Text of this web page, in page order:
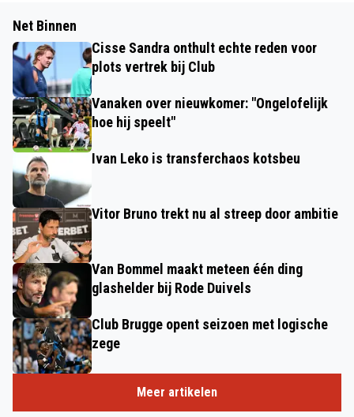
Net Binnen
Cisse Sandra onthult echte reden voor
plots vertrek bij Club
Vanaken over nieuwkomer: "Ongelofelijk
hoe hij speelt"
Ivan Leko is transferchaos kotsbeu
Vitor Bruno trekt nu al streep door ambitie
Van Bommel maakt meteen één ding
glashelder bij Rode Duivels
Club Brugge opent seizoen met logische
zege
Meer artikelen